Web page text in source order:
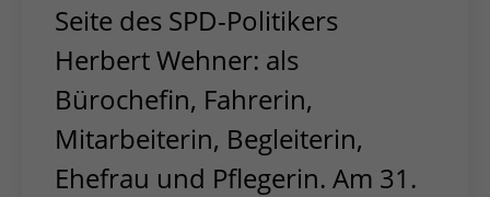
Seite des SPD-Politikers
Herbert Wehner: als
Bürochefin, Fahrerin,
Mitarbeiterin, Begleiterin,
Ehefrau und Pflegerin. Am 31.